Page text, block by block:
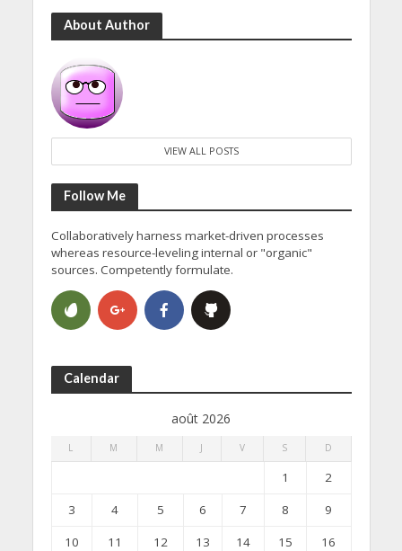
About Author
VIEW ALL POSTS
Follow Me
Collaboratively harness market-driven processes
whereas resource-leveling internal or "organic"
sources. Competently formulate.
Calendar
août 2026
L M M J V S D
1
2
3
4 5 6 7 8
9
10
11 12 13 14 15
16